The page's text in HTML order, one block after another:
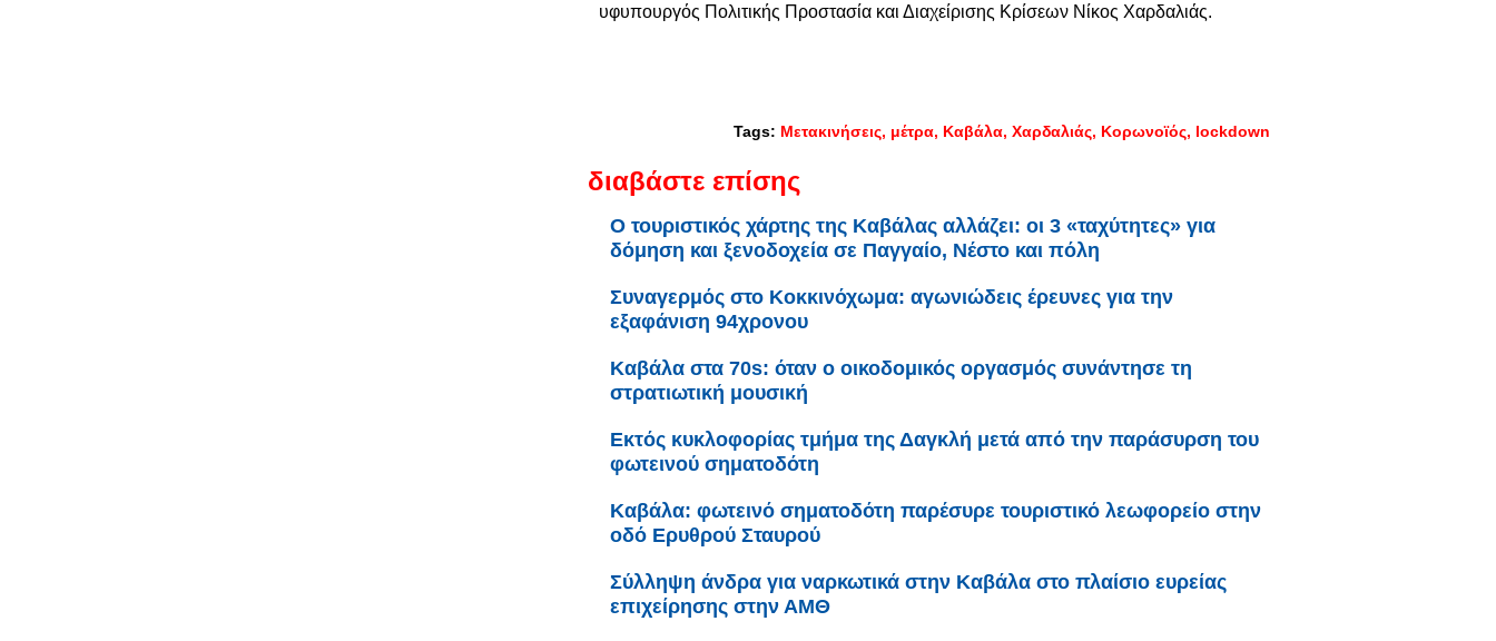
υφυπουργός Πολιτικής Προστασία και Διαχείρισης Κρίσεων Νίκος Χαρδαλιάς.
Tags: Μετακινήσεις μέτρα Καβάλα Χαρδαλιάς Κορωνοϊός lockdown
διαβάστε επίσης
Ο τουριστικός χάρτης της Καβάλας αλλάζει: oι 3 «ταχύτητες» για
δόμηση και ξενοδοχεία σε Παγγαίο, Νέστο και πόλη
Συναγερμός στο Κοκκινόχωμα: αγωνιώδεις έρευνες για την
εξαφάνιση 94χρονου
Καβάλα στα 70s: όταν ο οικοδομικός οργασμός συνάντησε τη
στρατιωτική μουσική
Εκτός κυκλοφορίας τμήμα της Δαγκλή μετά από την παράσυρση του
φωτεινού σηματοδότη
Καβάλα: φωτεινό σηματοδότη παρέσυρε τουριστικό λεωφορείο στην
οδό Ερυθρού Σταυρού
Σύλληψη άνδρα για ναρκωτικά στην Καβάλα στο πλαίσιο ευρείας
επιχείρησης στην ΑΜΘ